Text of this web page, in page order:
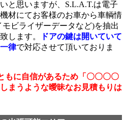
と思いますが、S.L.A.T.は電子
材にてお客様のお車から車輌情
ビライザーデータなど)を抽出
します。
ドアの鍵は開いていて
律で対応させて頂いておりま
もに自信があるため「〇〇〇〇
まうような曖昧なお見積もりは